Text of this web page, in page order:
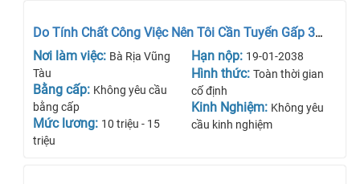
Do Tính Chất Công Việc Nên Tôi Cần Tuyển Gấp 3
Giúp Việc Cho Gia Đình
Nơi làm việc: Bà Rịa Vũng
Tàu
Bằng cấp: Không yêu cầu
bằng cấp
Mức lương: 10 triệu - 15
triệu
Hạn nộp: 19-01-2038
Hình thức: Toàn thời gian
cố định
Kinh Nghiệm: Không yêu
cầu kinh nghiệm